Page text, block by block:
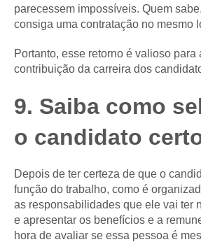
parecessem impossíveis. Quem
consiga uma contratação no mesmo
Portanto, esse retorno é valioso para
contribuição da carreira dos
9. Saiba como
o candidato
Depois de ter certeza de que o
função do trabalho, como é
as responsabilidades que ele vai ter
e apresentar os benefícios e a
hora de avaliar se essa pessoa é